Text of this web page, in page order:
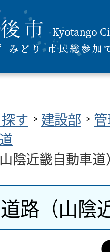
す 建設部
陰近畿自動車道
路（山陰